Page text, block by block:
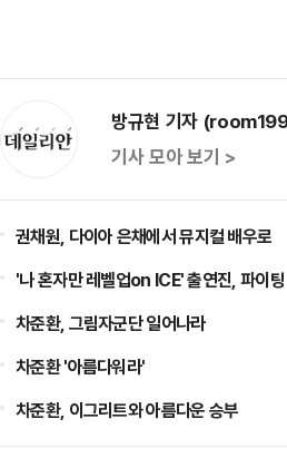
방규현 기자
기사 모아 보기 >
권채원, 다이아 은채에서 뮤지컬 배우로
'나 혼자만 레벨업on ICE' 출연진, 파이팅
차준환, 그림자군단 일어나라
차준환 '아름다워라'
차준환, 이그리트와 아름다운 승부